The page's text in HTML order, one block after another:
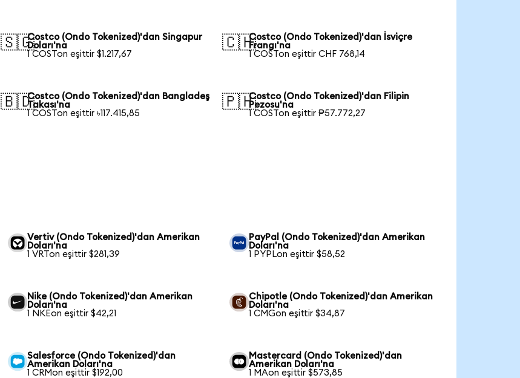
🇸🇬Costco (Ondo Tokenized)'dan Singapur
Doları'na
1 COSTon eşittir $1.217,67
🇨🇭Costco (Ondo Tokenized)'dan İsviçre
Frangı'na
1 COSTon eşittir CHF 768,14
🇧🇩Costco (Ondo Tokenized)'dan Bangladeş
Takası'na
1 COSTon eşittir ৳117.415,85
🇵🇭Costco (Ondo Tokenized)'dan Filipin
Pezosu'na
1 COSTon eşittir ₱57.772,27
Vertiv (Ondo Tokenized)'dan Amerikan
Doları'na
1 VRTon eşittir $281,39
PayPal (Ondo Tokenized)'dan Amerikan
Doları'na
1 PYPLon eşittir $58,52
Nike (Ondo Tokenized)'dan Amerikan
Doları'na
1 NKEon eşittir $42,21
Chipotle (Ondo Tokenized)'dan Amerikan
Doları'na
1 CMGon eşittir $34,87
Salesforce (Ondo Tokenized)'dan
Amerikan Doları'na
1 CRMon eşittir $192,00
Mastercard (Ondo Tokenized)'dan
Amerikan Doları'na
1 MAon eşittir $573,85